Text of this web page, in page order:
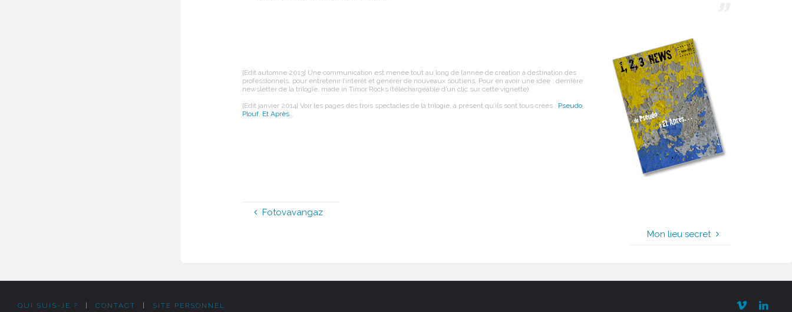
[Edit automne 2013] Une communication est menée tout au long de l’année de création à destination des
professionnels, pour entretenir l’intérêt et générer de nouveaux soutiens. Pour en avoir une idée : dernière
newsletter de la trilogie, made in Timor Rocks (téléchargeable d’un clic sur cette vignette).
[Edit janvier 2014] Voir les pages des trois spectacles de la trilogie, à présent qu’ils sont tous créés : Pseudo,
Plouf, Et Après…
Fotovavangaz
Mon lieu secret
QUI SUIS-JE ? | CONTACT | SITE PERSONNEL